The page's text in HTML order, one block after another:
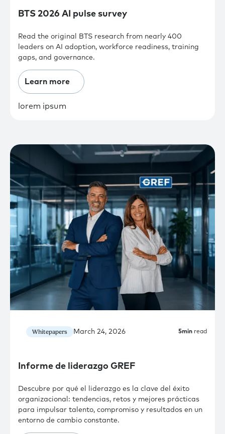
BTS 2026 AI pulse survey
Read the original BTS research from nearly 400
leaders on AI adoption, workforce readiness, training
gaps, and governance.
Learn more
lorem ipsum
Whitepapers March 24, 2026 5min read
Informe de liderazgo GREF
Descubre por qué el liderazgo es la clave del éxito
organizacional: tendencias, retos y mejores prácticas
para impulsar talento, compromiso y resultados en un
entorno de cambio constante.